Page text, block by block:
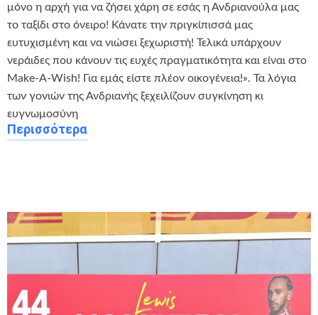
μόνο η αρχή για να ζήσει χάρη σε εσάς η Ανδριανούλα μας
το ταξίδι στο όνειρο! Κάνατε την πριγκίπισσά μας
ευτυχισμένη και να νιώσει ξεχωριστή! Τελικά υπάρχουν
νεράιδες που κάνουν τις ευχές πραγματικότητα και είναι στο
Make-A-Wish! Για εμάς είστε πλέον οικογένεια!». Τα λόγια
των γονιών της Ανδριανής ξεχειλίζουν συγκίνηση κι
ευγνωμοσύνη
Περισσότερα